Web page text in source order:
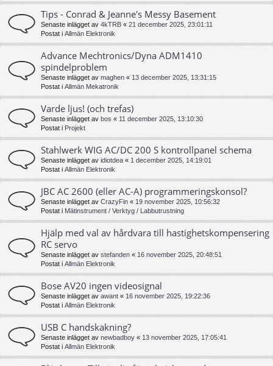
Tips - Conrad & Jeanne's Messy Basement
Senaste inlägget av 4kTRB « 21 december 2025, 23:01:11
Postat i Allmän Elektronik
Advance Mechtronics/Dyna ADM1410
spindelproblem
Senaste inlägget av maghen « 13 december 2025, 13:31:15
Postat i Allmän Mekatronik
Varde ljus! (och trefas)
Senaste inlägget av bos « 11 december 2025, 13:10:30
Postat i Projekt
Stahlwerk WIG AC/DC 200 S kontrollpanel schema
Senaste inlägget av idiotdea « 1 december 2025, 14:19:01
Postat i Allmän Elektronik
JBC AC 2600 (eller AC-A) programmeringskonsol?
Senaste inlägget av CrazyFin « 19 november 2025, 10:56:32
Postat i Mätinstrument / Verktyg / Labbutrustning
Hjälp med val av hårdvara till hastighetskompensering
RC servo
Senaste inlägget av stefanden « 16 november 2025, 20:48:51
Postat i Allmän Elektronik
Bose AV20 ingen videosignal
Senaste inlägget av awant « 16 november 2025, 19:22:36
Postat i Allmän Elektronik
USB C handskakning?
Senaste inlägget av newbadboy « 13 november 2025, 17:05:41
Postat i Allmän Elektronik